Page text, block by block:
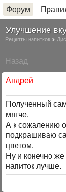
Форум
Улучшение
Рецепты напитков
Назад
Андрей
Полученный
мягче.
А к сожалению
подкрашиваю
цветом.
Ну и конечно
напиток лучше.